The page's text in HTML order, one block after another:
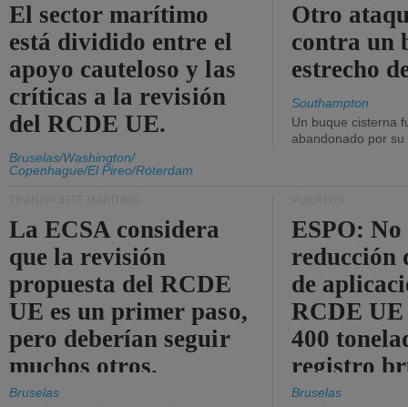
El sector marítimo
está dividido entre el
apoyo cauteloso y las
críticas a la revisión
del RCDE UE.
Bruselas/Washington/
Copenhague/El Pireo/Róterdam
Otro
contra un
estrecho
Southampton
Un buque cisterna
abandonado por su
La ECSA considera
que la revisión
propuesta del RCDE
UE es un primer paso,
pero deberían seguir
muchos otros.
Bruselas
ESPO: No
reducción
de
RCDE UE
400
registro
Bruselas